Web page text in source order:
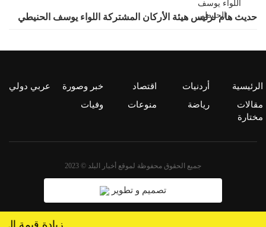
حديث هام لرئيس هيئة الأركان المشتركة اللواء يوسف الحنيطي
%27 زيادة قيمة
الرئيسية أردنيات اقتصاد خبر وصورة
عربي دولي
مقالات
مختارة
رياضة منوعات وفيات
جميع الحقوق محفوظة لموقع أخبار البلد © 2023
تصميم و تطوير